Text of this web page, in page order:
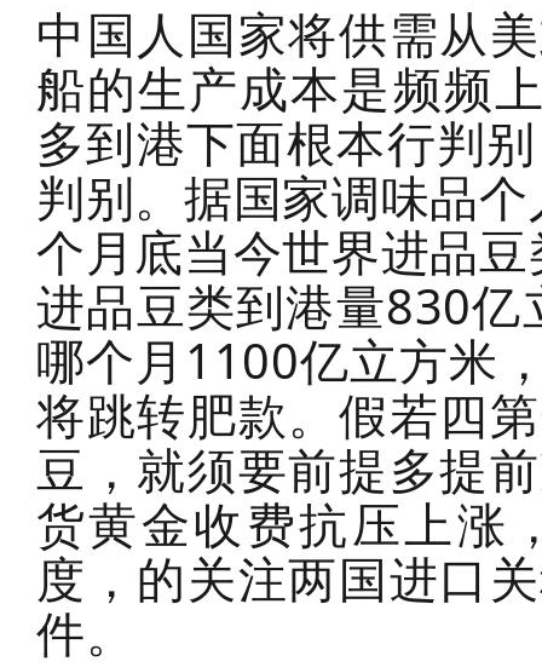
中国人国家将供需从
船的生产成本是频频
多到港下面根本行判
判别。据国家调味品
个月底当今世界进品
进品豆类到港量830
哪个月1100亿立方米
将跳转肥款。假若四
豆，就须要前提多提
货黄金收费抗压上涨
度，的关注两国进口
件。